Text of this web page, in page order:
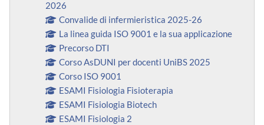
2026
Convalide di infermieristica 2025-26
La linea guida ISO 9001 e la sua applicazione
Precorso DTI
Corso AsDUNI per docenti UniBS 2025
Corso ISO 9001
ESAMI Fisiologia Fisioterapia
ESAMI Fisiologia Biotech
ESAMI Fisiologia 2